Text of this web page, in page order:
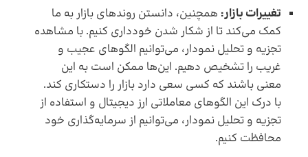
تغییرات بازار: همچنین، دانستن روند‌های بازار به ما
کمک می‌کند تا از شکار شدن خودداری کنیم. با مشاهده
تجزیه ‌و ‌تحلیل نمودار، می‌توانیم الگو‌های عجیب و
غریب را تشخیص دهیم. این‌ها ممکن است به این
معنی باشند که کسی سعی دارد بازار را دستکاری کند.
با درک این الگو‌های معاملاتی ارز دیجیتال و استفاده از
تجزیه ‌و‌ تحلیل نمودار، می‌توانیم از سرمایه‌گذاری خود
محافظت کنیم.